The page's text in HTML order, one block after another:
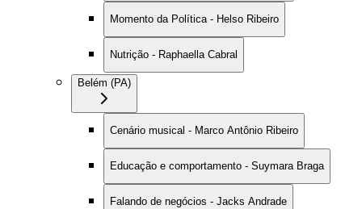
Momento da Política - Helso Ribeiro
Nutrição - Raphaella Cabral
Belém (PA)
Cenário musical - Marco Antônio Ribeiro
Educação e comportamento - Suymara Braga
Falando de negócios - Jacks Andrade